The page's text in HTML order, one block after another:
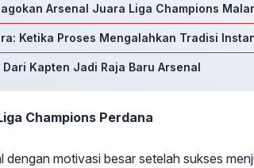
Arsenal Juara Liga Champions
Ketika Proses Mengalahkan Tradisi
Kapten Jadi Raja Baru Arsenal
Champions Perdana
dengan motivasi besar setelah sukses